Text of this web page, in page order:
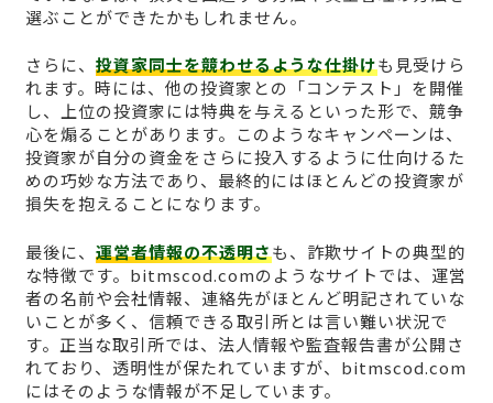
選ぶことができたかもしれません。
さらに、 投資家同士を競わせるような仕掛けも見受けら
れます。時には、他の投資家との「コンテスト」を開催
し、上位の投資家には特典を与えるといった形で、競争
心を煽ることがあります。このようなキャンペーンは、
投資家が自分の資金をさらに投入するように仕向けるた
めの巧妙な方法であり、最終的にはほとんどの投資家が
損失を抱えることになります。
最後に、 運営者情報の不透明さも、詐欺サイトの典型的
な特徴です。bitmscod.comのようなサイトでは、運営
者の名前や会社情報、連絡先がほとんど明記されていな
いことが多く、信頼できる取引所とは言い難い状況で
す。正当な取引所では、法人情報や監査報告書が公開さ
れており、透明性が保たれていますが、bitmscod.com
にはそのような情報が不足しています。